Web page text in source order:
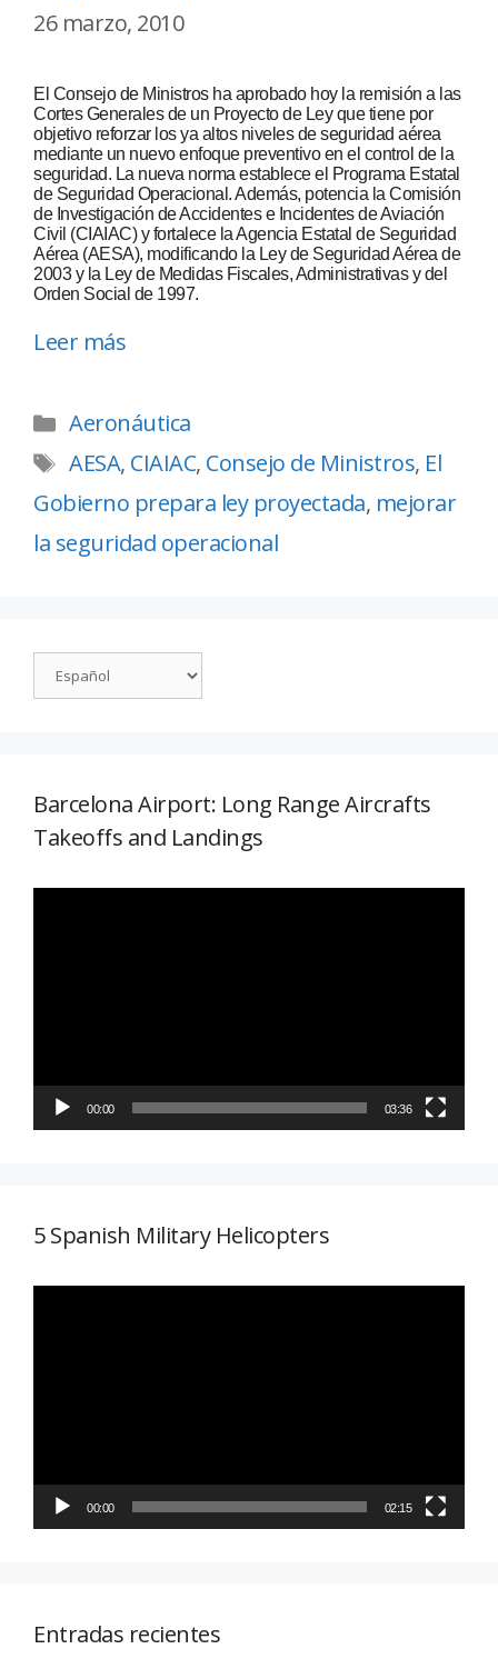
26 marzo, 2010
El Consejo de Ministros ha aprobado hoy la remisión a las
Cortes Generales de un Proyecto de Ley que tiene por
objetivo reforzar los ya altos niveles de seguridad aérea
mediante un nuevo enfoque preventivo en el control de la
seguridad. La nueva norma establece el Programa Estatal
de Seguridad Operacional. Además, potencia la Comisión
de Investigación de Accidentes e Incidentes de Aviación
Civil (CIAIAC) y fortalece la Agencia Estatal de Seguridad
Aérea (AESA), modificando la Ley de Seguridad Aérea de
2003 y la Ley de Medidas Fiscales, Administrativas y del
Orden Social de 1997.
Leer más
Aeronáutica
AESA, CIAIAC, Consejo de Ministros, El
Gobierno prepara ley proyectada, mejorar
la seguridad operacional
Barcelona Airport: Long Range Aircrafts
Takeoffs and Landings
00:00 03:36
5 Spanish Military Helicopters
00:00 02:15
Entradas recientes